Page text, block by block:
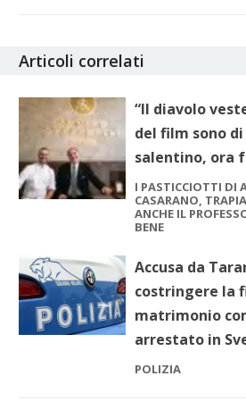
Articoli correlati
“Il diavolo
del film sono
salentino, ora
I PASTICCIOTTI DI
CASARANO,
ANCHE IL
BENE
Accusa da
costringere la
matrimonio
arrestato in
POLIZIA